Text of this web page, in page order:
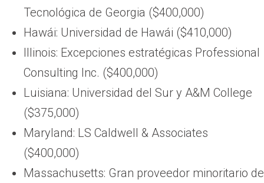
Tecnológica de Georgia ($400,000)
Hawái: Universidad de Hawái ($410,000)
Illinois: Excepciones estratégicas Professional
Consulting Inc. ($400,000)
Luisiana: Universidad del Sur y A&M College
($375,000)
Maryland: LS Caldwell & Associates
($400,000)
Massachusetts: Gran proveedor minoritario de